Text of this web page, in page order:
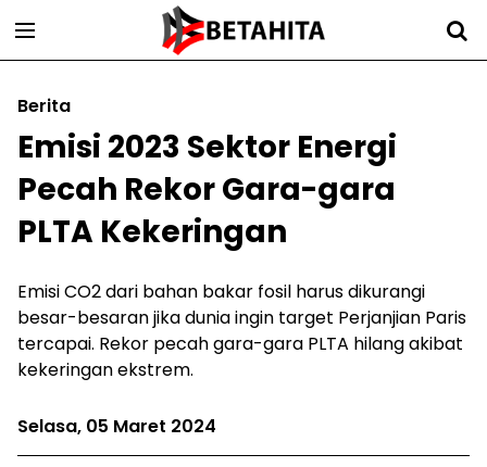
Berita
Emisi 2023 Sektor Energi
Pecah Rekor Gara-gara
PLTA Kekeringan
Emisi CO2 dari bahan bakar fosil harus dikurangi
besar-besaran jika dunia ingin target Perjanjian Paris
tercapai. Rekor pecah gara-gara PLTA hilang akibat
kekeringan ekstrem.
Selasa, 05 Maret 2024